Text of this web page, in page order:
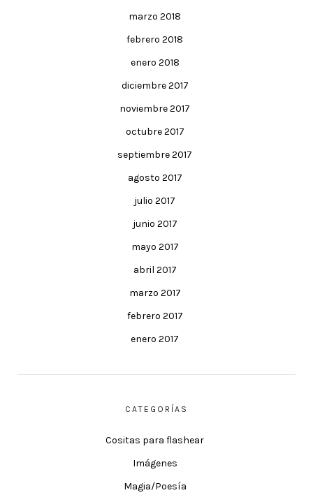
marzo 2018
febrero 2018
enero 2018
diciembre 2017
noviembre 2017
octubre 2017
septiembre 2017
agosto 2017
julio 2017
junio 2017
mayo 2017
abril 2017
marzo 2017
febrero 2017
enero 2017
CATEGORÍAS
Cositas para flashear
Imágenes
Magia/Poesía